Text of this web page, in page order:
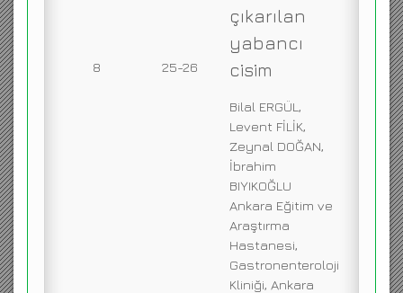
8 25-26
çıkarılan
yabancı
cisim
Bilal ERGÜL,
Levent FİLİK,
Zeynal DOĞAN,
İbrahim
BIYIKOĞLU
Ankara Eğitim ve
Araştırma
Hastanesi,
Gastronenteroloji
Kliniği, Ankara